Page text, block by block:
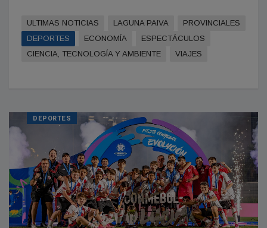
ULTIMAS NOTICIAS LAGUNA PAIVA
PROVINCIALES
DEPORTES
ECONOMÍA
ESPECTÁCULOS
CIENCIA, TECNOLOGÍA Y AMBIENTE
VIAJES
DEPORTES